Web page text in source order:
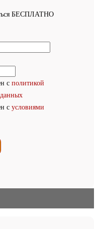
БЕСПЛАТНО
с политикой
с условиями